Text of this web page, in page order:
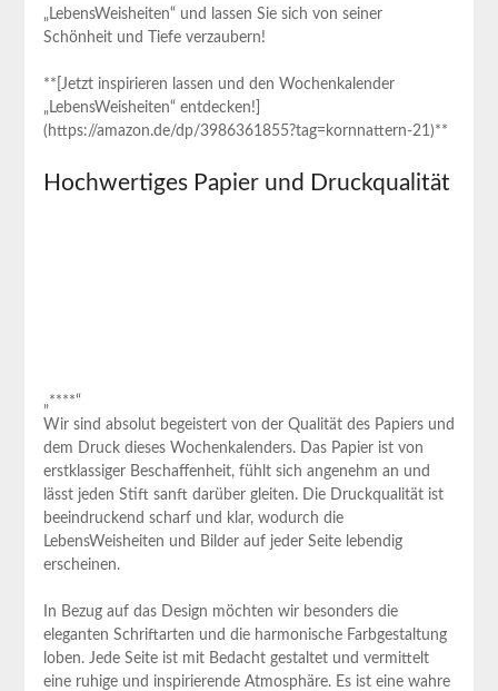
„LebensWeisheiten“ und lassen⁤ Sie⁢ sich von seiner
Schönheit und⁢ Tiefe verzaubern!
**[Jetzt inspirieren lassen und den Wochenkalender
„LebensWeisheiten“ entdecken!]
(https://amazon.de/dp/3986361855?tag=kornnattern-21)**
Hochwertiges Papier und Druckqualität
„****“
Wir ‌sind absolut begeistert von der Qualität des Papiers und
dem ⁢Druck dieses ⁤Wochenkalenders. Das Papier ist von
⁢erstklassiger Beschaffenheit,‌ fühlt‌ sich angenehm an und
lässt jeden Stift sanft darüber⁤ gleiten. Die Druckqualität ist
beeindruckend scharf und klar, wodurch die
LebensWeisheiten und​ Bilder ⁣auf jeder Seite lebendig
⁤erscheinen.
In Bezug auf das Design möchten wir besonders die
eleganten Schriftarten und die harmonische⁣ Farbgestaltung
loben. Jede Seite ist mit Bedacht gestaltet und vermittelt
eine‌ ruhige und inspirierende Atmosphäre. Es ist eine wahre